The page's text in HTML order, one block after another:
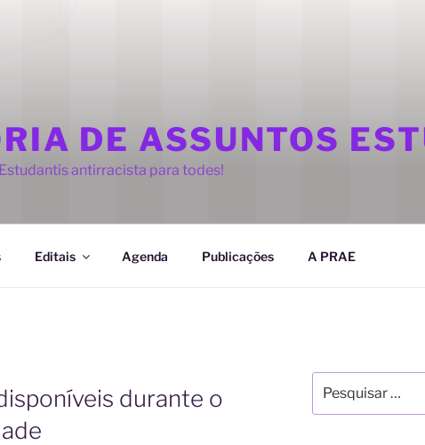
DE ASSUNTOS
antirracista para todes!
Editais Agenda Publicações A PRAE
durante o
por: